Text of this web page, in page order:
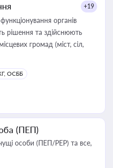
+19
органів
рішення та здійснюють
громад (міст, сіл,
ОСББ
(ПЕП)
особи (ПЕП/PEP) та все,